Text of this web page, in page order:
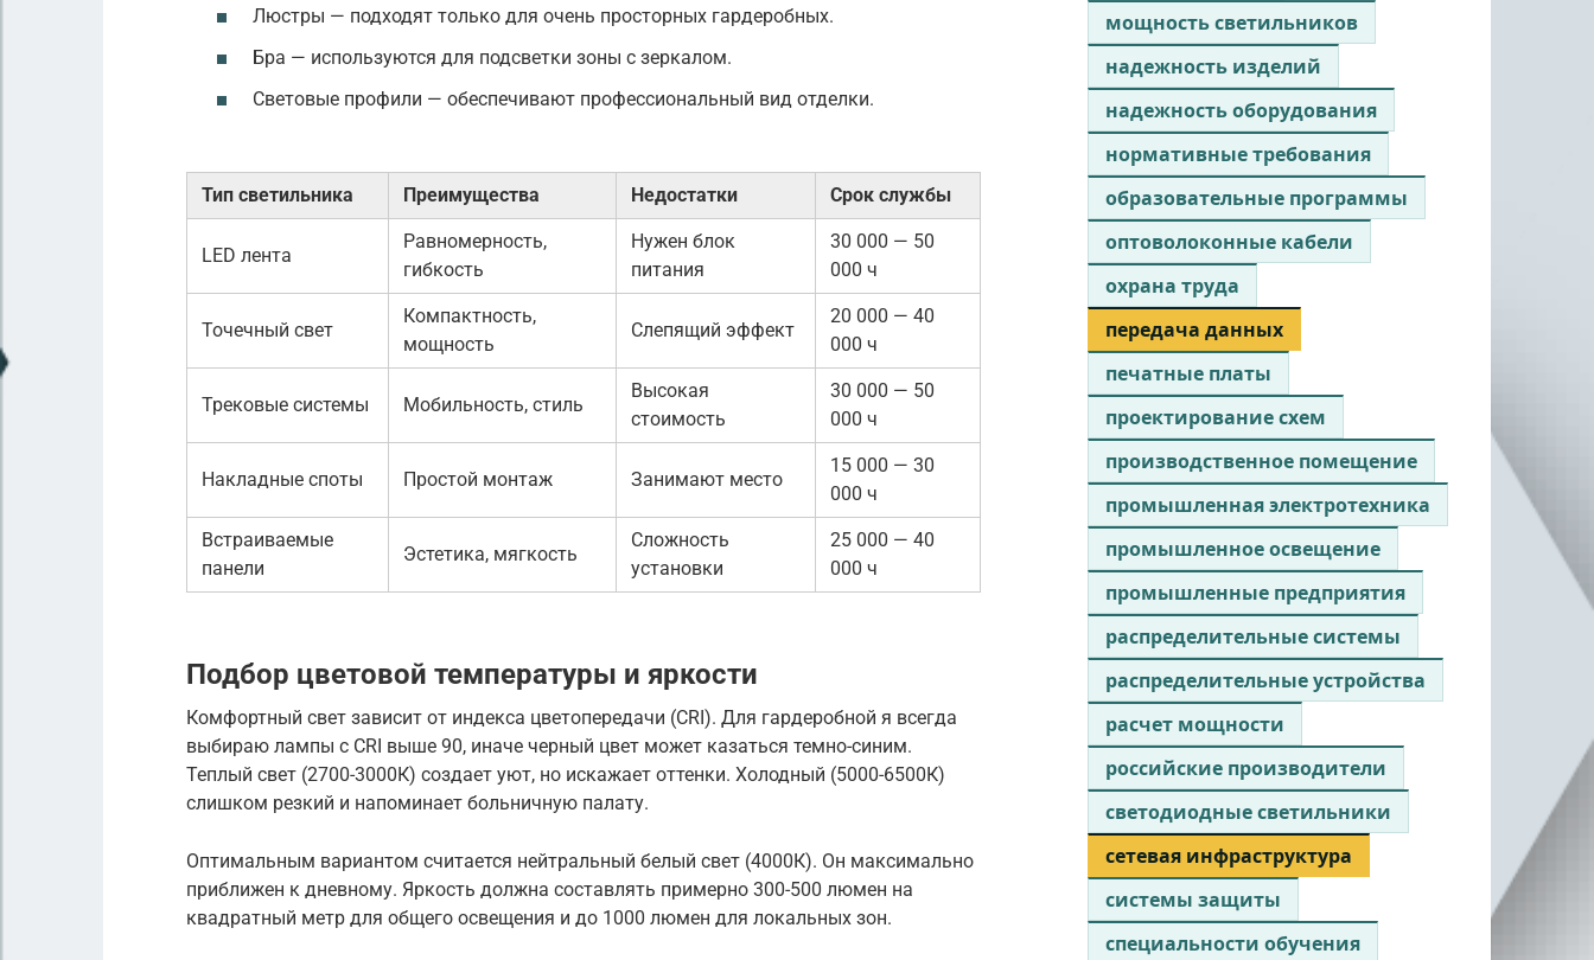
Люстры — подходят только для очень просторных гардеробных.
Бра — используются для подсветки зоны с зеркалом.
Световые профили — обеспечивают профессиональный вид отделки.
Тип светильника Преимущества Недостатки Срок службы
LED лента
Равномерность,
гибкость
Нужен блок
питания
30 000 — 50
000 ч
Точечный свет
Компактность,
мощность
Слепящий эффект
20 000 — 40
000 ч
Трековые системы Мобильность, стиль
Высокая
стоимость
30 000 — 50
000 ч
Накладные споты Простой монтаж Занимают место
15 000 — 30
000 ч
Встраиваемые
панели
Эстетика, мягкость
Сложность
установки
25 000 — 40
000 ч
Подбор цветовой температуры и яркости
Комфортный свет зависит от индекса цветопередачи (CRI). Для гардеробной я всегда
выбираю лампы с CRI выше 90, иначе черный цвет может казаться темно-синим.
Теплый свет (2700-3000К) создает уют, но искажает оттенки. Холодный (5000-6500К)
слишком резкий и напоминает больничную палату.
Оптимальным вариантом считается нейтральный белый свет (4000К). Он максимально
приближен к дневному. Яркость должна составлять примерно 300-500 люмен на
квадратный метр для общего освещения и до 1000 люмен для локальных зон.
мощность светильников
надежность изделий
надежность оборудования
нормативные требования
образовательные программы
оптоволоконные кабели
охрана труда
передача данных
печатные платы
проектирование схем
производственное помещение
промышленная электротехника
промышленное освещение
промышленные предприятия
распределительные системы
распределительные устройства
расчет мощности
российские производители
светодиодные светильники
сетевая инфраструктура
системы защиты
специальности обучения